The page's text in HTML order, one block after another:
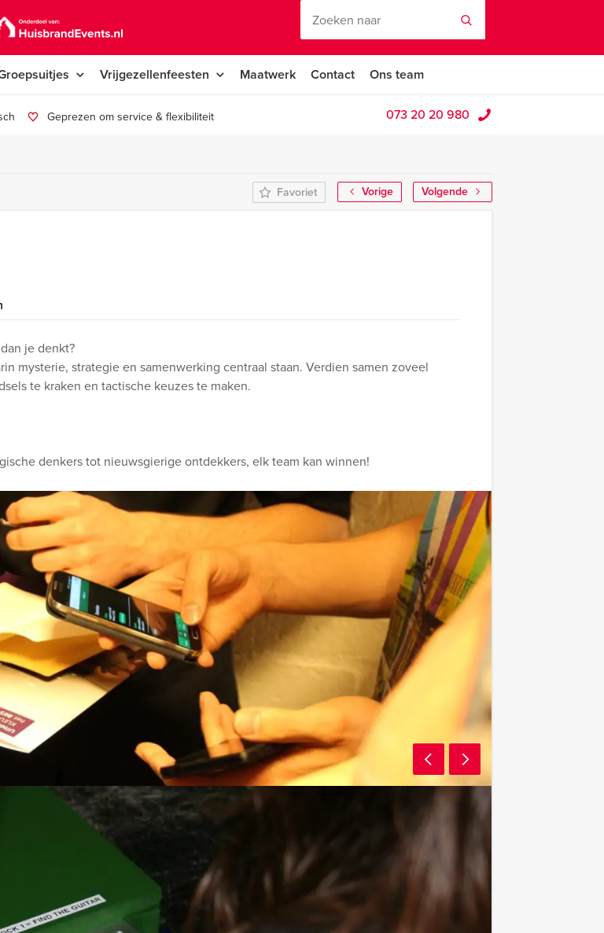
Vrijgezellenfeesten Maatwerk Contact Ons team
Geprezen om service & flexibiliteit 073 20 20 980
Vorige
Volgende
Favoriet
je denkt?
mysterie, strategie en samenwerking centraal staan. Verdien samen zoveel
te kraken en tactische keuzes te maken.
denkers tot nieuwsgierige ontdekkers, elk team kan winnen!
geld door het oplossen van puzzels en raadsels, verspreid over de locatie.
Maar let op: foute antwoorden of een fractie te laat invullen levert verlies op.